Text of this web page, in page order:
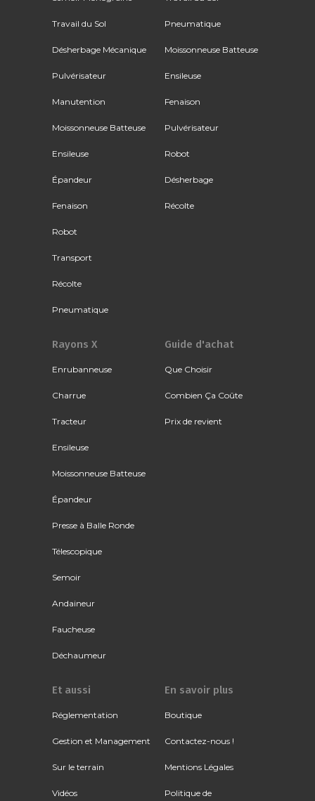
Travail du Sol
Désherbage Mécanique
Pulvérisateur
Manutention
Moissonneuse Batteuse
Ensileuse
Épandeur
Fenaison
Robot
Transport
Récolte
Pneumatique
Pneumatique
Moissonneuse Batteuse
Ensileuse
Fenaison
Pulvérisateur
Robot
Désherbage
Récolte
Rayons X
Enrubanneuse
Charrue
Tracteur
Ensileuse
Moissonneuse Batteuse
Épandeur
Presse à Balle Ronde
Télescopique
Semoir
Andaineur
Faucheuse
Déchaumeur
Guide d'achat
Que Choisir
Combien Ça Coûte
Prix de revient
Et aussi
Réglementation
Gestion et Management
Sur le terrain
Vidéos
En savoir plus
Boutique
Contactez-nous !
Mentions Légales
Politique de